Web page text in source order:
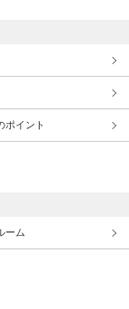
ポイント
ーム